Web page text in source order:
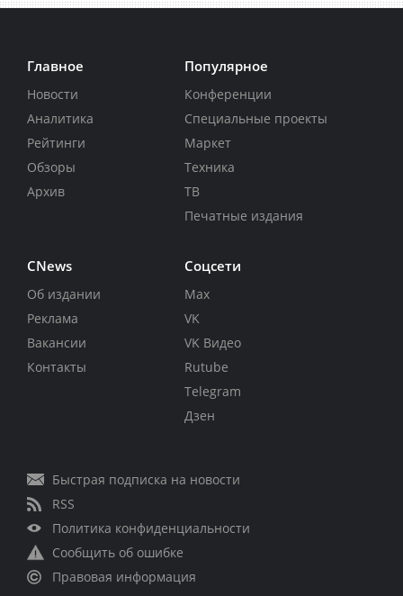
Главное
Новости
Аналитика
Рейтинги
Обзоры
Архив
Популярное
Конференции
Специальные проекты
Маркет
Техника
ТВ
Печатные издания
CNews
Об издании
Реклама
Вакансии
Контакты
Соцсети
Max
VK
VK Видео
Rutube
Telegram
Дзен
Быстрая подписка на новости
RSS
Политика конфиденциальности
Сообщить об ошибке
Правовая информация